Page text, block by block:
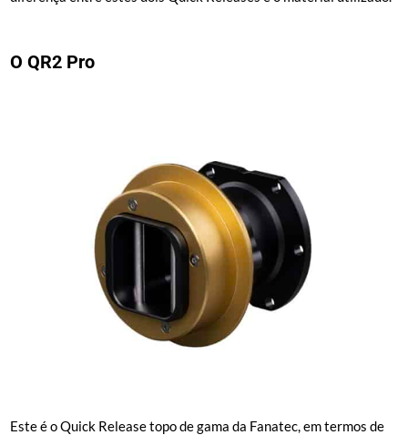
O QR2 Pro
Este é o Quick Release topo de gama da Fanatec, em termos de